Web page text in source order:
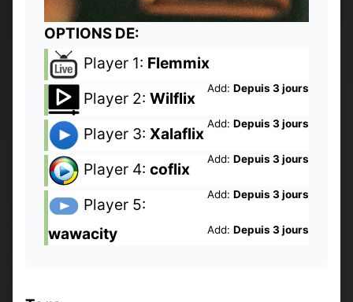
OPTIONS DE:
Player 1: Flemmix
Add: Depuis 3 jours
Player 2: Wilflix
Add: Depuis 3 jours
Player 3: Xalaflix
Add: Depuis 3 jours
Player 4: coflix
Add: Depuis 3 jours
Player 5:
wawacity
Add: Depuis 3 jours